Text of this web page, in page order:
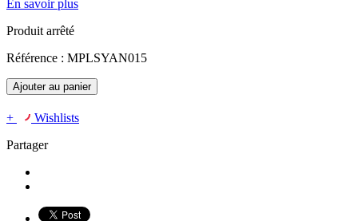
En savoir plus
Produit arrêté
Référence : MPLSYAN015
Ajouter au panier
+
Wishlists
Partager